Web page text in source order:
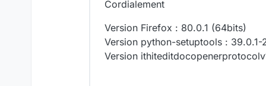
Cordialement
Version Firefox : 80.0.1 (64bits)
Version python-setuptools : 39.0.1-
Version